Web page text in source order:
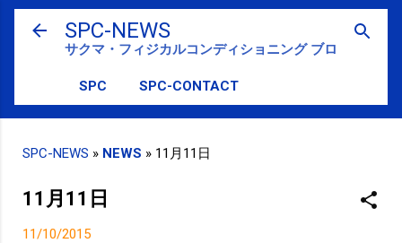
スキップしてメイン コンテンツに移動
SPC-NEWS
サクマ・フィジカルコンディショニング ブログ
SPC SPC-CONTACT
SPC-NEWS » NEWS » 11月11日
11月11日
11/10/2015